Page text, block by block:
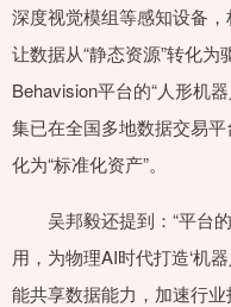
深度视觉模组等感知设备，
让数据从“静态资源”转化为
Behavision平台的“人形机
集已在全国多地数据交易平
化为“标准化资产”。
吴邦毅还提到：“平台的
用，为物理AI时代打造‘机
能共享数据能力，加速行业